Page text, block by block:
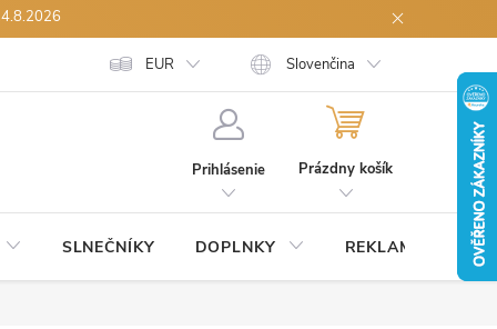
Velkoobchodní spolupráce Reklamace zboží
EUR Slovenčina
Prihlásenie
NÁKUPNÝ
Prázdny košík
SLNEČNÍKY DOPLNKY REKLAMNÉ